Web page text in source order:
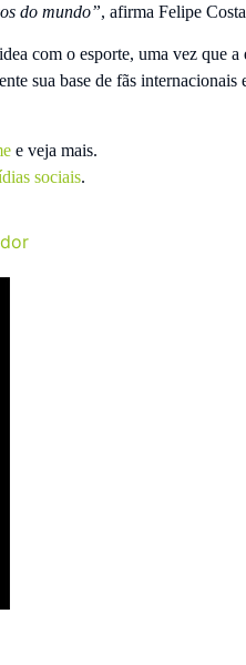
do mundo”, afirma Felipe
com o esporte, uma vez que
sua base de fãs
e veja mais.
sociais.